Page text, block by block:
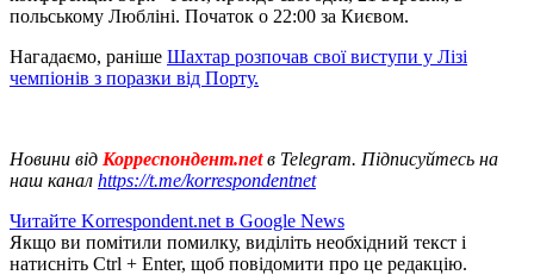
польському Любліні. Початок о 22:00 за Києвом.
Нагадаємо, раніше Шахтар розпочав свої виступи у Лізі
чемпіонів з поразки від Порту.
Новини від Корреспондент.netв Telegram. Підписуйтесь на
наш канал https://t.me/korrespondentnet
Читайте Korrespondent.net в Google News
Якщо ви помітили помилку, виділіть необхідний текст і
натисніть Ctrl + Enter, щоб повідомити про це редакцію.